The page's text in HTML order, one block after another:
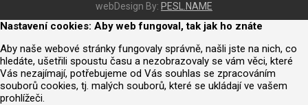
webDesign By: PESL.NAME
Nastavení cookies: Aby web fungoval, tak jak ho znáte
Aby naše webové stránky fungovaly správně, našli jste na nich, co
hledáte, ušetřili spoustu času a nezobrazovaly se vám věci, které
Vás nezajímají, potřebujeme od Vás souhlas se zpracováním
souborů cookies, tj. malých souborů, které se ukládají ve vašem
prohlížeči.